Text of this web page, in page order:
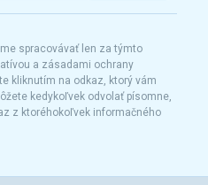
spracovávať len za týmto
a zásadami ochrany
kliknutím na odkaz, ktorý vám
kedykoľvek odvolať písomne,
z ktoréhokoľvek informačného